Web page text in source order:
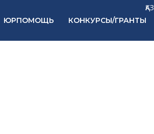
ҚАЗ
ЮРПОМОЩЬ КОНКУРСЫ/ГРАНТЫ